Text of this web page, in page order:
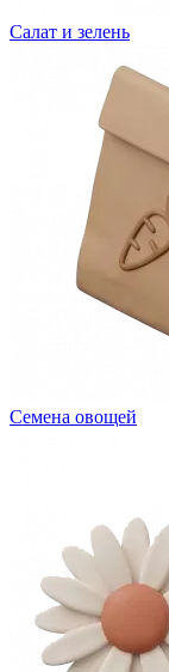
Салат и зелень
Семена овощей